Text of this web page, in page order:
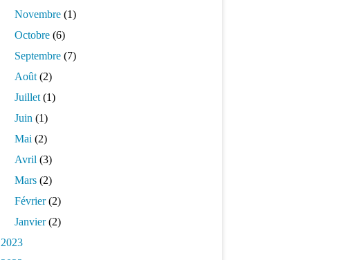
Novembre (1)
Octobre (6)
Septembre (7)
Août (2)
Juillet (1)
Juin (1)
Mai (2)
Avril (3)
Mars (2)
Février(2)
Janvier(2)
2023